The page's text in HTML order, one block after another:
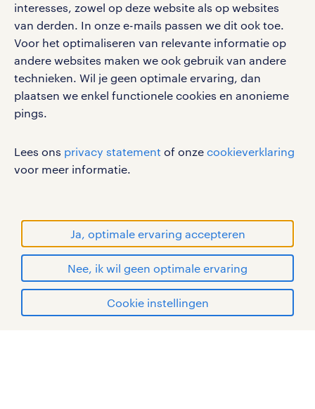
interesses, zowel op deze website als op websites
van derden. In onze e-mails passen we dit ook toe.
Voor het optimaliseren van relevante informatie op
andere websites maken we ook gebruik van andere
technieken. Wil je geen optimale ervaring, dan
plaatsen we enkel functionele cookies en anonieme
pings.
Lees ons privacy statement of onze cookieverklaring
voor meer informatie.
Ja, optimale ervaring accepteren
Nee, ik wil geen optimale ervaring
Cookie instellingen
werken bij randstad
gebruikersvoorwaarden
privacystatement
cookies
disclaimer
sitemap
RANDSTAD, HUMAN FORWARD en SHAPING THE
WORLD OF WORK zijn geregistreerde